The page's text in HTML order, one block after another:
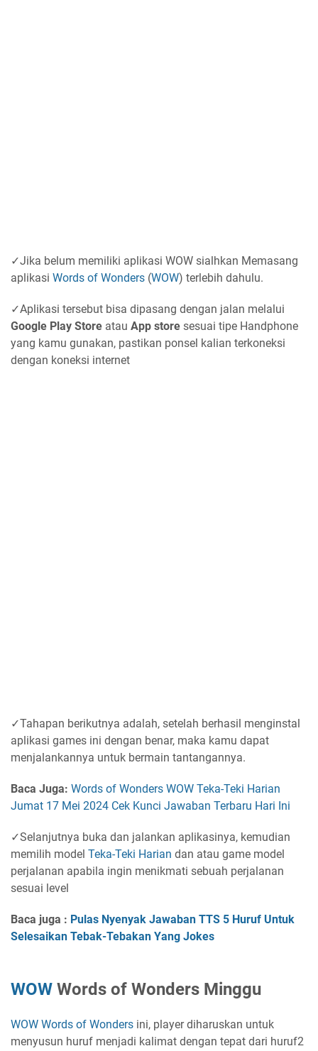
✓Jika belum memiliki aplikasi WOW sialhkan Memasang
aplikasi Words of Wonders (WOW) terlebih dahulu.
✓Aplikasi tersebut bisa dipasang dengan jalan melalui
Google Play Store atau App store sesuai tipe Handphone
yang kamu gunakan, pastikan ponsel kalian terkoneksi
dengan koneksi internet
✓Tahapan berikutnya adalah, setelah berhasil menginstal
aplikasi games ini dengan benar, maka kamu dapat
menjalankannya untuk bermain tantangannya.
Baca Juga: Words of Wonders WOW Teka-Teki Harian
Jumat 17 Mei 2024 Cek Kunci Jawaban Terbaru Hari Ini
✓Selanjutnya buka dan jalankan aplikasinya, kemudian
memilih model Teka-Teki Harian dan atau game model
perjalanan apabila ingin menikmati sebuah perjalanan
sesuai level
Baca juga : Pulas Nyenyak Jawaban TTS 5 Huruf Untuk
Selesaikan Tebak-Tebakan Yang Jokes
WOW Words of Wonders Minggu
WOW Words of Wonders ini, player diharuskan untuk
menyusun huruf menjadi kalimat dengan tepat dari huruf2